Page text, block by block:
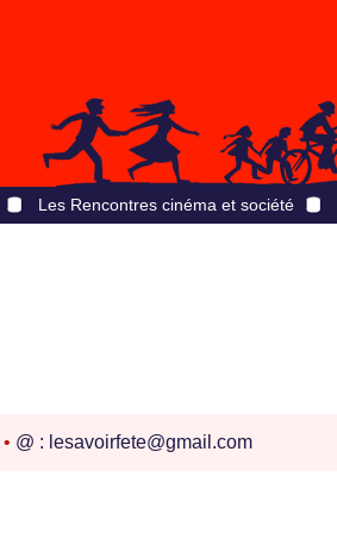
Les Rencontres cinéma et société
• @ : lesavoirfete@gmail.com